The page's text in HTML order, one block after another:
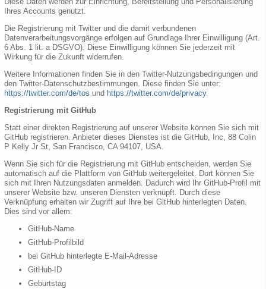
Ihres Accounts genutzt.
Die Registrierung mit Twitter und die damit verbundenen
Datenverarbeitungsvorgänge erfolgen auf Grundlage Ihrer Einwilligung (Art.
6 Abs. 1 lit. a DSGVO). Diese Einwilligung können Sie jederzeit mit
Wirkung für die Zukunft widerrufen.
Weitere Informationen finden Sie in den Twitter-Nutzungsbedingungen und
den Twitter-Datenschutzbestimmungen. Diese finden Sie unter:
https://twitter.com/de/tos und https://twitter.com/de/privacy.
Registrierung mit GitHub
Statt einer direkten Registrierung auf unserer Website können Sie sich mit
GitHub registrieren. Anbieter dieses Dienstes ist die GitHub, Inc, 88 Colin
P Kelly Jr St, San Francisco, CA 94107, USA.
Wenn Sie sich für die Registrierung mit GitHub entscheiden, werden Sie
automatisch auf die Plattform von GitHub weitergeleitet. Dort können Sie
sich mit Ihren Nutzungsdaten anmelden. Dadurch wird Ihr GitHub-Profil mit
unserer Website bzw. unseren Diensten verknüpft. Durch diese
Verknüpfung erhalten wir Zugriff auf Ihre bei GitHub hinterlegten Daten.
Dies sind vor allem:
GitHub-Name
GitHub-Profilbild
bei GitHub hinterlegte E-Mail-Adresse
GitHub-ID
Geburtstag